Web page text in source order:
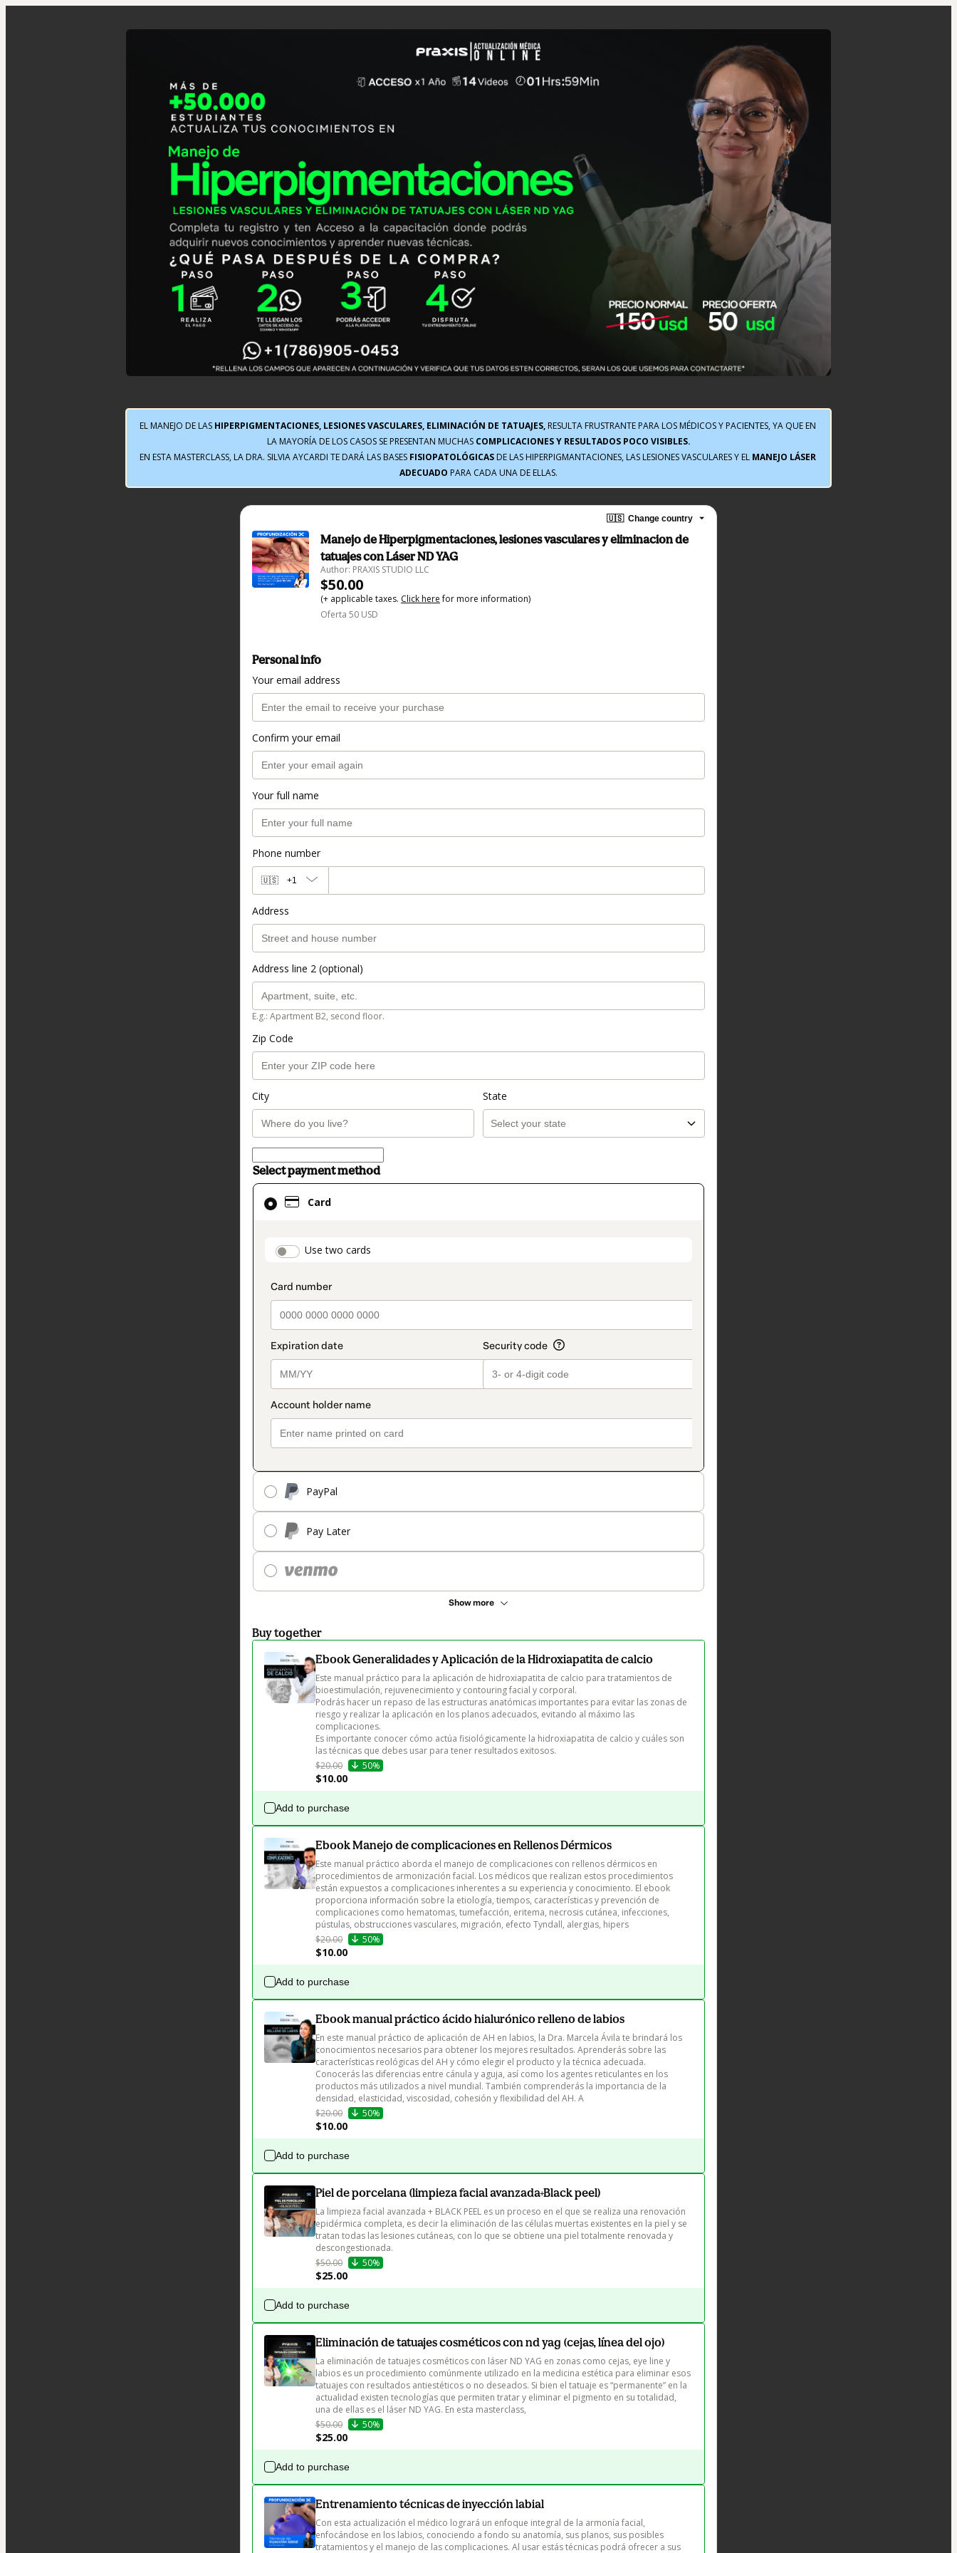
EL MANEJO DE LAS HIPERPIGMENTACIONES, LESIONES VASCULARES, ELIMINACIÓN DE TATUAJES, RESULTA FRUSTRANTE PARA LOS MÉDICOS Y PACIENTES, YA QUE EN
LA MAYORÍA DE LOS CASOS SE PRESENTAN MUCHAS COMPLICACIONES Y RESULTADOS POCO VISIBLES.
EN ESTA MASTERCLASS, LA DRA. SILVIA AYCARDI TE DARÁ LAS BASES FISIOPATOLÓGICAS DE LAS HIPERPIGMANTACIONES, LAS LESIONES VASCULARES Y EL MANEJO LÁSER
ADECUADO PARA CADA UNA DE ELLAS.
🇺🇸 Change country
Manejo de Hiperpigmentaciones, lesiones vasculares y eliminacion de
tatuajes con Láser ND YAG
Author: PRAXIS STUDIO LLC
$50.00
(+ applicable taxes. Click herefor more information)
Oferta 50 USD
Personal info
Your email address
Confirm your email
Your full name
Phone number
🇺🇸 +1
Address
Address line 2 (optional)
E.g.: Apartment B2, second floor.
Zip Code
City State
Select payment method
Card
payment_data.section_title_v2
Use two cards
PayPal
Pay Later
Show more
Card
selected
method
Buy together
Ebook Generalidades y Aplicación de la Hidroxiapatita de calcio
Este manual práctico para la aplicación de hidroxiapatita de calcio para tratamientos de
bioestimulación, rejuvenecimiento y contouring facial y corporal.
Podrás hacer un repaso de las estructuras anatómicas importantes para evitar las zonas de
riesgo y realizar la aplicación en los planos adecuados, evitando al máximo las
complicaciones.
Es importante conocer cómo actúa fisiológicamente la hidroxiapatita de calcio y cuáles son
$20.00
50%
$10.00
Add to purchase
Ebook Manejo de complicaciones en Rellenos Dérmicos
Este manual práctico aborda el manejo de complicaciones con rellenos dérmicos en
procedimientos de armonización facial. Los médicos que realizan estos procedimientos
están expuestos a complicaciones inherentes a su experiencia y conocimiento. El ebook
proporciona información sobre la etiología, tiempos, características y prevención de
complicaciones como hematomas, tumefacción, eritema, necrosis cutánea, infecciones,
pústulas, obstrucciones vasculares, migración, efecto Tyndall, alergias, hipers
$20.00
50%
$10.00
Add to purchase
Ebook manual práctico ácido hialurónico relleno de labios
En este manual práctico de aplicación de AH en labios, la Dra. Marcela Ávila te brindará los
conocimientos necesarios para obtener los mejores resultados. Aprenderás sobre las
características reológicas del AH y cómo elegir el producto y la técnica adecuada.
Conocerás las diferencias entre cánula y aguja, así como los agentes reticulantes en los
productos más utilizados a nivel mundial. También comprenderás la importancia de la
densidad, elasticidad, viscosidad, cohesión y flexibilidad del AH. A
$20.00
50%
$10.00
Add to purchase
Piel de porcelana (limpieza facial avanzada+Black peel)
La limpieza facial avanzada + BLACK PEEL es un proceso en el que se realiza una renovación
epidérmica completa, es decir la eliminación de las células muertas existentes en la piel y se
tratan todas las lesiones cutáneas, con lo que se obtiene una piel totalmente renovada y
descongestionada.
$50.00
50%
$25.00
Add to purchase
Eliminación de tatuajes cosméticos con nd yag (cejas, línea del ojo)
La eliminación de tatuajes cosméticos con láser ND YAG en zonas como cejas, eye line y
labios es un procedimiento comúnmente utilizado en la medicina estética para eliminar esos
tatuajes con resultados antiestéticos o no deseados. Si bien el tatuaje es “permanente” en la
actualidad existen tecnologías que permiten tratar y eliminar el pigmento en su totalidad,
una de ellas es el láser ND YAG. En esta masterclass,
$50.00
50%
$25.00
Add to purchase
Entrenamiento técnicas de inyección labial
Con esta actualización el médico logrará un enfoque integral de la armonía facial,
enfocándose en los labios, conociendo a fondo su anatomía, sus planos, sus posibles
tratamientos y el manejo de las complicaciones. Al usar estás técnicas podrá ofrecer a sus